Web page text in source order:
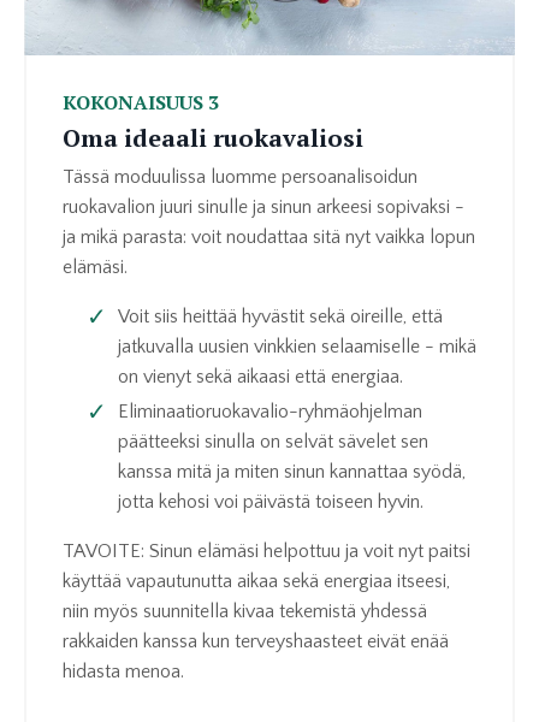
KOKONAISUUS 3
Oma ideaali ruokavaliosi
Tässä moduulissa luomme persoanalisoidun
ruokavalion juuri sinulle ja sinun arkeesi sopivaksi -
ja mikä parasta: voit noudattaa sitä nyt vaikka lopun
elämäsi.
Voit siis heittää hyvästit sekä oireille, että
jatkuvalla uusien vinkkien selaamiselle - mikä
on vienyt sekä aikaasi että energiaa.
Eliminaatioruokavalio-ryhmäohjelman
päätteeksi sinulla on selvät sävelet sen
kanssa mitä ja miten sinun kannattaa syödä,
jotta kehosi voi päivästä toiseen hyvin.
TAVOITE: Sinun elämäsi helpottuu ja voit nyt paitsi
käyttää vapautunutta aikaa sekä energiaa itseesi,
niin myös suunnitella kivaa tekemistä yhdessä
rakkaiden kanssa kun terveyshaasteet eivät enää
hidasta menoa.